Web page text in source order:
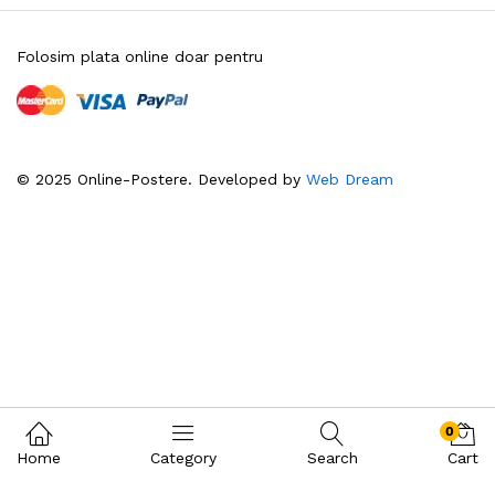
© 2025 Online-Postere. Developed by Web Dream
Folosim plata online doar pentru
Home Category Search
0
Cart